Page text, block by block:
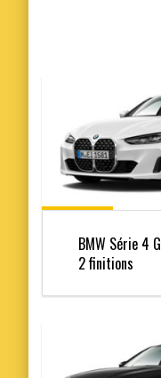
BMW Série 4
2 finitions